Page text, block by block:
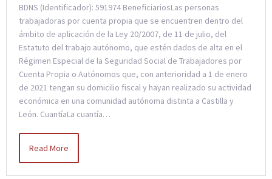
BDNS (Identificador): 591974 BeneficiariosLas personas
trabajadoras por cuenta propia que se encuentren dentro del
ámbito de aplicación de la Ley 20/2007, de 11 de julio, del
Estatuto del trabajo autónomo, que estén dados de alta en el
Régimen Especial de la Seguridad Social de Trabajadores por
Cuenta Propia o Autónomos que, con anterioridad a 1 de enero
de 2021 tengan su domicilio fiscal y hayan realizado su actividad
económica en una comunidad autónoma distinta a Castilla y
León. CuantíaLa cuantía…
Read More